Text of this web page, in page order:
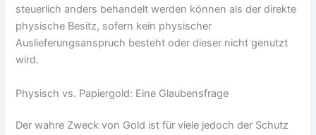
steuerlich anders behandelt werden können als der direkte
physische Besitz, sofern kein physischer
Auslieferungsanspruch besteht oder dieser nicht genutzt
wird.
Physisch vs. Papiergold: Eine Glaubensfrage
Der wahre Zweck von Gold ist für viele jedoch der Schutz